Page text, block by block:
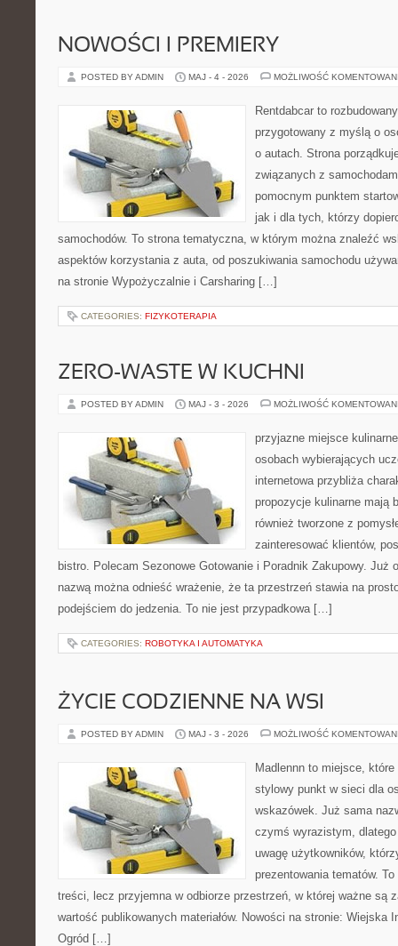
NOWOŚCI I PREMIERY
POSTED BY ADMIN MAJ - 4 - 2026 MOŻLIWOŚĆ
Rentdabcar to
przygotowany z myślą o
o autach. Strona
związanych z
pomocnym punktem
jak i dla tych, którzy
samochodów. To strona tematyczna, w którym można znaleźć
aspektów korzystania z auta, od poszukiwania samochodu
na stronie Wypożyczalnie i Carsharing […]
CATEGORIES: FIZYKOTERAPIA
ZERO-WASTE W KUCHNI
POSTED BY ADMIN MAJ - 3 - 2026 MOŻLIWOŚĆ
przyjazne miejsce
osobach wybierających
internetowa przybliża
propozycje kulinarne mają
również tworzone z
zainteresować klientów,
bistro. Polecam Sezonowe Gotowanie i Poradnik Zakupowy. Już
nazwą można odnieść wrażenie, że ta przestrzeń stawia na
podejściem do jedzenia. To nie jest przypadkowa […]
CATEGORIES: ROBOTYKA I AUTOMATYKA
ŻYCIE CODZIENNE NA WSI
POSTED BY ADMIN MAJ - 3 - 2026 MOŻLIWOŚĆ
Madlennn to miejsce,
stylowy punkt w sieci dla
wskazówek. Już sama
czymś wyrazistym,
uwagę użytkowników,
prezentowania tematów.
treści, lecz przyjemna w odbiorze przestrzeń, w której ważne są
wartość publikowanych materiałów. Nowości na stronie: Wiejska
Ogród […]